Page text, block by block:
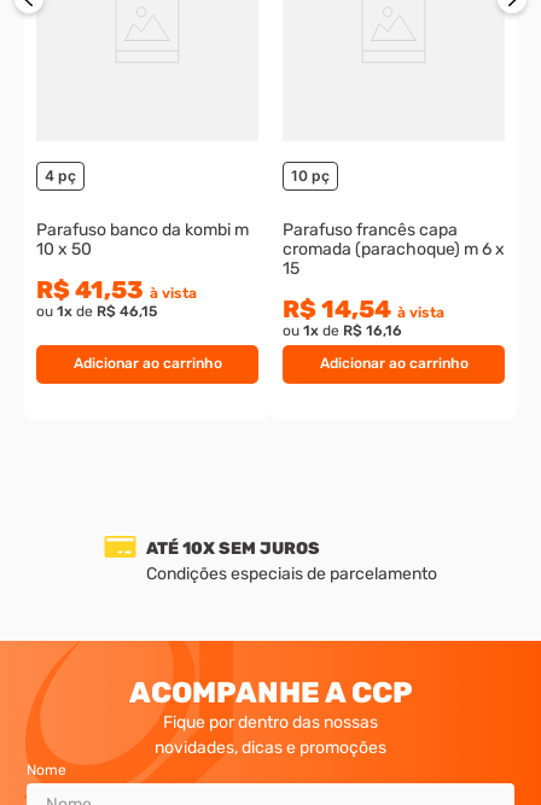
Adicionar ao carrinho
4 pç
Parafuso banco da kombi m
10 x 50
R$ 41,53 à vista
ou 1x de R$ 46,15
Adicionar ao carrinho
10 pç
Parafuso francês capa
cromada (parachoque) m 6 x
15
R$ 14,54 à vista
ou 1x de R$ 16,16
ATÉ 10X SEM JUROS
Condições especiais de parcelamento
ACOMPANHE A CCP
Fique por dentro das nossas
novidades, dicas e promoções
Nome